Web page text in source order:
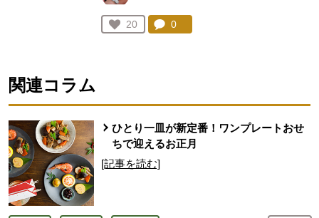
お気に入り登録：
20
人が登録
コメント：
0
関連コラム
ひとり一皿が新定番！ワンプレートおせ
ちで迎えるお正月
[記事を読む]